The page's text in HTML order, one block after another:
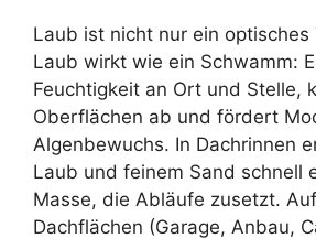
Laub ist nicht nur ein optisches
Laub wirkt wie ein Schwamm:
Feuchtigkeit an Ort und Stelle,
Oberflächen ab und fördert
Algenbewuchs. In Dachrinnen
Laub und feinem Sand schnell
Masse, die Abläufe zusetzt.
Dachflächen (Garage, Anbau,